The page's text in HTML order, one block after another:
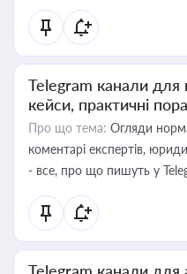
Telegram канали для
кейси, практичні
Про що тема: Огляди
коментарі експертів,
- все, про що пишуть у